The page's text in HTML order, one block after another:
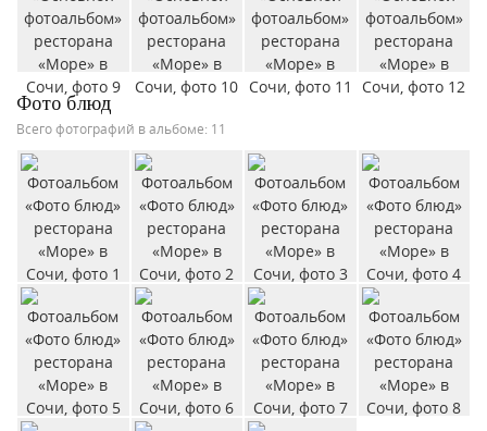
Фото блюд
Всего фотографий в альбоме: 11